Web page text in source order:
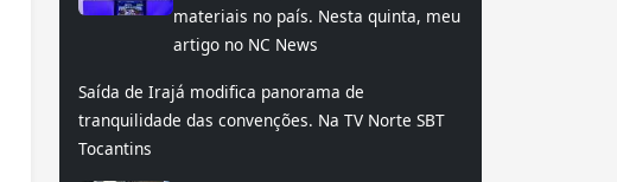
materiais no país. Nesta quinta, meu
artigo no NC News
Saída de Irajá modifica panorama de
tranquilidade das convenções. Na TV Norte SBT
Tocantins